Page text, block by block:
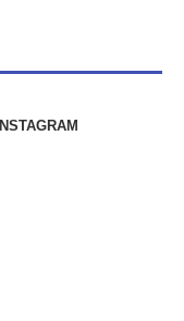
INSTAGRAM